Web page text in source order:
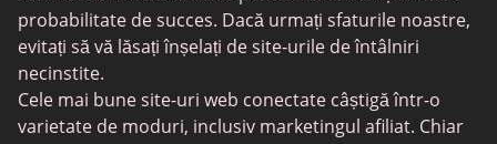
probabilitate de succes. Dacă urmați sfaturile noastre,
evitați să vă lăsați înșelați de site-urile de întâlniri
necinstite.
Cele mai bune site-uri web conectate câștigă într-o
varietate de moduri, inclusiv marketingul afiliat. Chiar